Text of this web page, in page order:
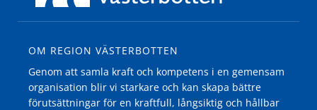
OM REGION VÄSTERBOTTEN
Genom att samla kraft och kompetens i en gemensam
organisation blir vi starkare och kan skapa bättre
förutsättningar för en kraftfull, långsiktig och hållbar